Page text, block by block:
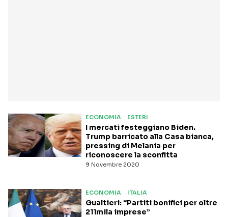
ECONOMIA ESTERI
9 Novembre 2020
I mercati festeggiano Biden.
Trump barricato alla Casa bianca,
pressing di Melania per
riconoscere la sconfitta
ECONOMIA ITALIA
Gualtieri: “Partiti bonifici per oltre
211mila imprese”